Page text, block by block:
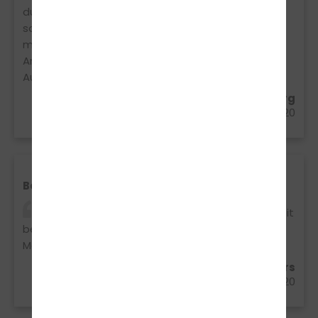
durch guten Zuspruch aus dem Weg geräumt
sodass ich so selbstsicher und gelassen wie
möglich in die Prüfung starten konnte, die ich auf
Anhieb bestanden habe, vielen Dank für die tolle
Ausbildung, besser kann man es nicht machen.
Rico Günther aus Rotenburg
31.05.2020
Beste Fahrschule
Beste Fahrschule Alle super nett und hilfsbereit
bei Fragen immer ein Offenes Ohr
Motorradführerschein wird definitiv hier gemacht
Erik Arne Kohrs
12.05.2020